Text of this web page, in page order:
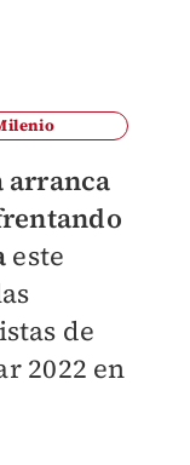
arranca
este
de
2022 en